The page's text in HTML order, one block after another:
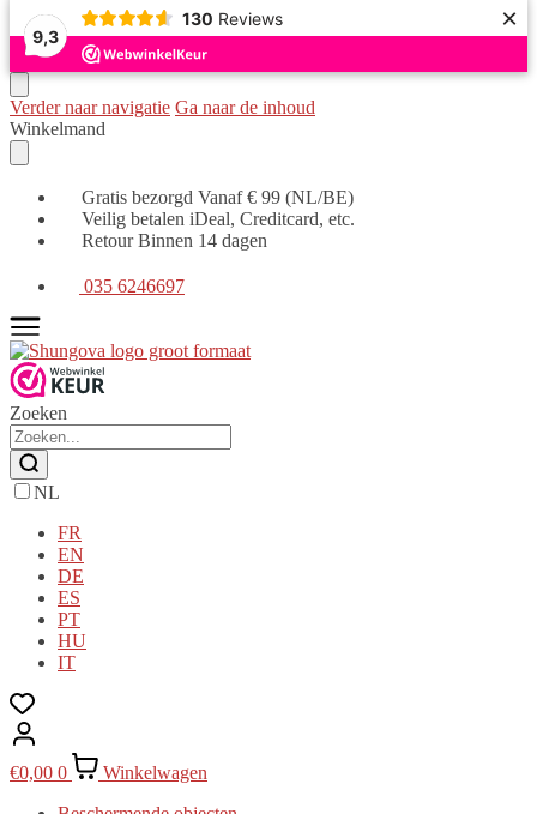
9,3
130 Reviews ×
Verder naar navigatie Ga naar de inhoud
Winkelmand
Gratis bezorgd Vanaf € 99 (NL/BE)
Veilig betalen iDeal, Creditcard, etc.
Retour Binnen 14 dagen
035 6246697
Zoeken
NL
FR
EN
DE
ES
PT
HU
IT
€0,00 0
Winkelwagen